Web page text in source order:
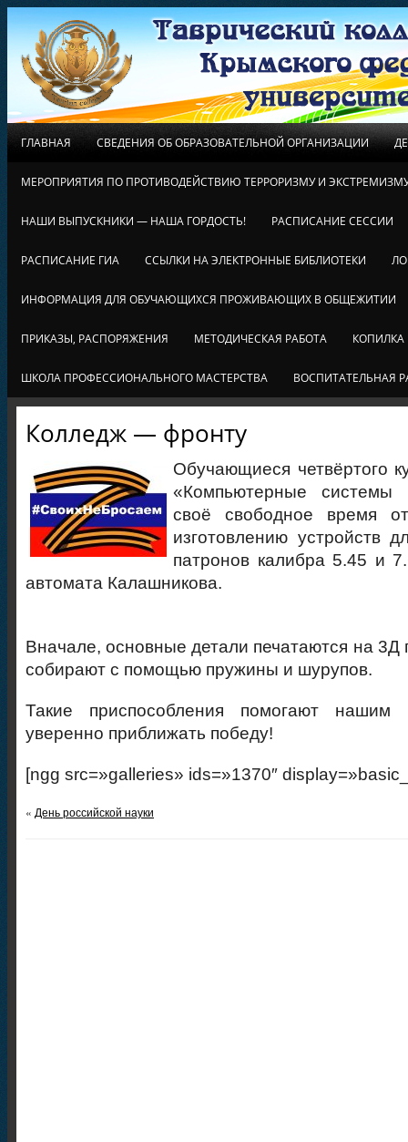
ГЛАВНАЯ СВЕДЕНИЯ ОБ ОБРАЗОВАТЕЛЬНОЙ ОРГАНИЗАЦИИ
МЕРОПРИЯТИЯ ПО ПРОТИВОДЕЙСТВИЮ ТЕРРОРИЗМУ И
НАШИ ВЫПУСКНИКИ — НАША ГОРДОСТЬ! РАСПИСАНИЕ СЕССИИ
РАСПИСАНИЕ ГИА ССЫЛКИ НА ЭЛЕКТРОННЫЕ БИБЛИОТЕКИ
ИНФОРМАЦИЯ ДЛЯ ОБУЧАЮЩИХСЯ ПРОЖИВАЮЩИХ В ОБЩЕЖИТИИ
ПРИКАЗЫ, РАСПОРЯЖЕНИЯ МЕТОДИЧЕСКАЯ РАБОТА КОПИЛКА
ШКОЛА ПРОФЕССИОНАЛЬНОГО МАСТЕРСТВА ВОСПИТАТЕЛЬНАЯ
Колледж — фронту
Обучающиеся четвёртого
«Компьютерные системы
своё свободное время
изготовлению устройств
патронов калибра 5.45 и
автомата Калашникова.
Вначале, основные детали печатаются на 3Д
собирают с помощью пружины и шурупов.
Такие приспособления помогают
уверенно приближать победу!
[ngg src=»galleries» ids=»1370″
« День российской науки